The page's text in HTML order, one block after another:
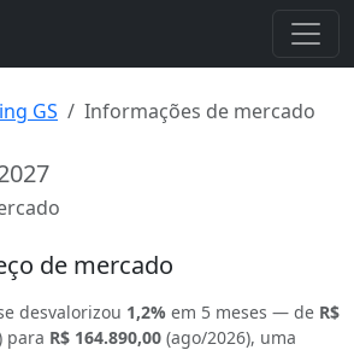
GS Informações de mercado
de mercado
desvalorizou 1,2% em 5 meses — de R$
para R$ 164.890,00 (ago/2026), uma